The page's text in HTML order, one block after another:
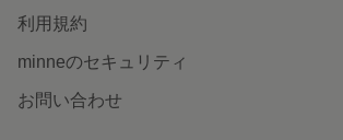
利用規約
minneのセキュリティ
お問い合わせ